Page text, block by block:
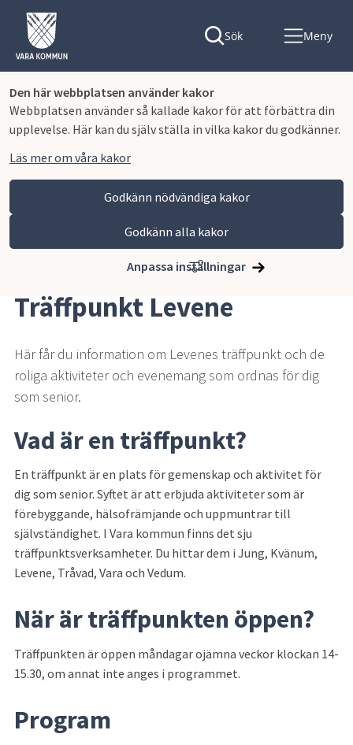
Den här webbplatsen använder kakor
Webbplatsen använder så kallade kakor för att förbättra din
upplevelse. Här kan du själv ställa in vilka kakor du godkänner.
Läs mer om våra kakor
Godkänn nödvändiga kakor
Godkänn alla kakor
Anpassa inställningar
Sök Meny
Vara kommun Omsorg och stöd
Äldreomsorg
Träffpunkt Levene
Träffpunkt Levene
Här får du information om Levenes träffpunkt och de
roliga aktiviteter och evenemang som ordnas för dig
som senior.
Vad är en träffpunkt?
En träffpunkt är en plats för gemenskap och aktivitet för
dig som senior. Syftet är att erbjuda aktiviteter som är
förebyggande, hälsofrämjande och uppmuntrar till
självständighet. I Vara kommun finns det sju
träffpunktsverksamheter. Du hittar dem i Jung, Kvänum,
Levene, Tråvad, Vara och Vedum.
När är träffpunkten öppen?
Träffpunkten är öppen måndagar ojämna veckor klockan 14-
15.30, om annat inte anges i programmet.
Program